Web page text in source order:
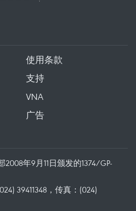
使用条款
支持
VNA
广告
年9月11日颁发的1374/GP-
39411348，传真：(024)